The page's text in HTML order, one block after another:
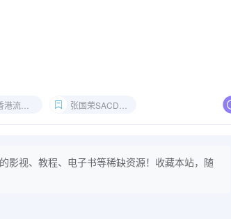
试音碟 张国荣SACD抓轨镜像
影视、教程、电子书等稀缺资源！收藏本站，随